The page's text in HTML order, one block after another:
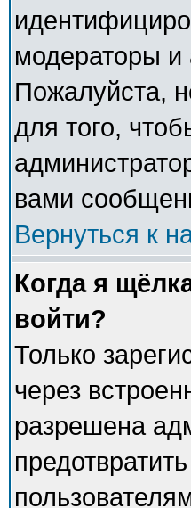
модераторы и
Пожалуйста,
для того,
вами
Вернуться к
Когда я
войти?
Только
через
разрешена